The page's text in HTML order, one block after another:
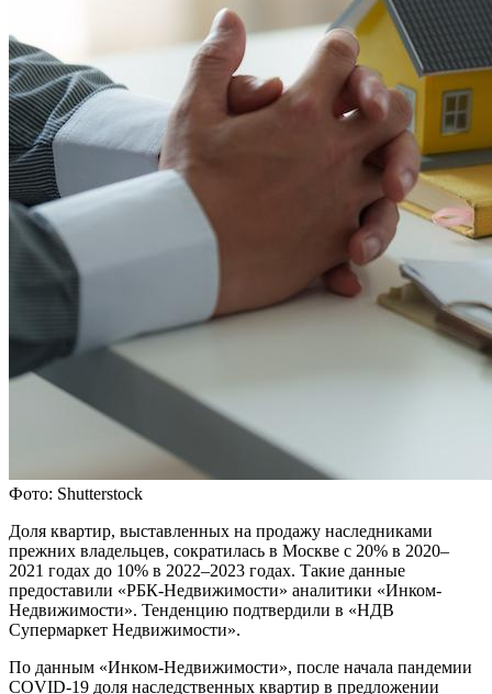
Фото: Shutterstock
Доля квартир, выставленных на продажу наследниками
прежних владельцев, сократилась в Москве с 20% в 2020–
2021 годах до 10% в 2022–2023 годах. Такие данные
предоставили «РБК-Недвижимости» аналитики «Инком-
Недвижимости». Тенденцию подтвердили в «НДВ
Супермаркет Недвижимости».
По данным «Инком-Недвижимости», после начала пандемии
COVID-19 доля наследственных квартир в предложении